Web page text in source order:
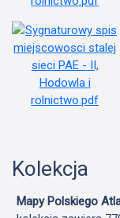
Kolekcja
Mapy Polskiego